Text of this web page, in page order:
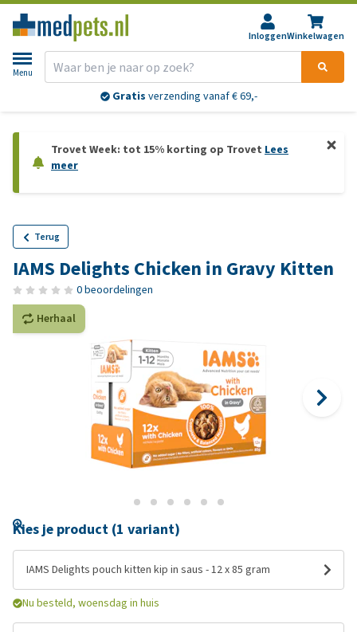
InloggenWinkelwagen
Menu
Gratis verzending vanaf € 69,-
Trovet Week: tot 15% korting op Trovet Lees
meer
Terug
IAMS Delights Chicken in Gravy Kitten
0 beoordelingen
Herhaal
Kies je product (1 variant)
IAMS Delights pouch kitten kip in saus - 12 x 85 gram
Nu besteld, woensdag in huis